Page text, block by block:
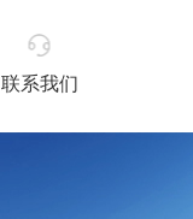
联系我们